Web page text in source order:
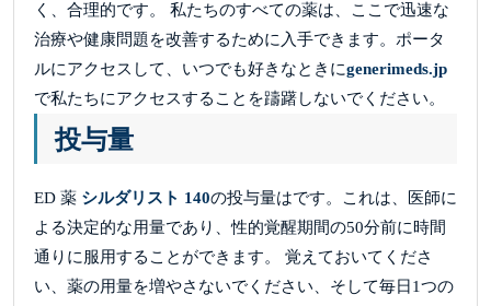
く、合理的です。 私たちのすべての薬は、ここで迅速な
治療や健康問題を改善するために入手できます。ポータ
ルにアクセスして、いつでも好きなときにgenerimeds.jp
で私たちにアクセスすることを躊躇しないでください。
投与量
ED 薬 シルダリスト 140の投与量はです。これは、医師に
よる決定的な用量であり、性的覚醒期間の50分前に時間
通りに服用することができます。 覚えておいてくださ
い、薬の用量を増やさないでください、そして毎日1つの